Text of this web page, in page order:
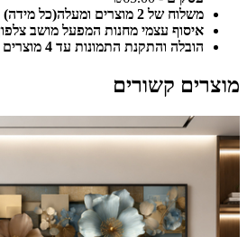
משלוח של 2 מוצרים ומעלה(כל מידה) 5-12 ימי עסקים
איסוף עצמי מחנות המפעל מושב
הובלה והתקנת התמונות עד 4 מוצרים (לא באילת)
מוצרים קשורים